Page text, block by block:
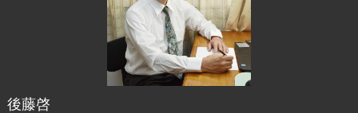
後藤啓